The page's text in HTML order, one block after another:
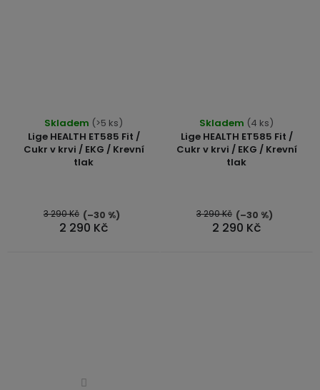
Lige HEALTH ET585 Fit /
Cukr v krvi / EKG / Krevní
tlak
Skladem (>5 ks)
2 290 Kč
3 290 Kč (–30 %)
Lige HEALTH ET585 Fit /
Cukr v krvi / EKG / Krevní
tlak
Skladem (4 ks)
2 290 Kč
3 290 Kč (–30 %)
Průměrné